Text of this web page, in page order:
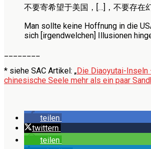
不要寄希望于美国，[…]，不要存在
Man sollte keine Hoffnung in die
sich [irgendwelchen] Illusionen
* siehe SAC Artikel: „Die Diaoyutai-Inseln
chinesische Seele mehr als ein paar
teilen
twittern
teilen